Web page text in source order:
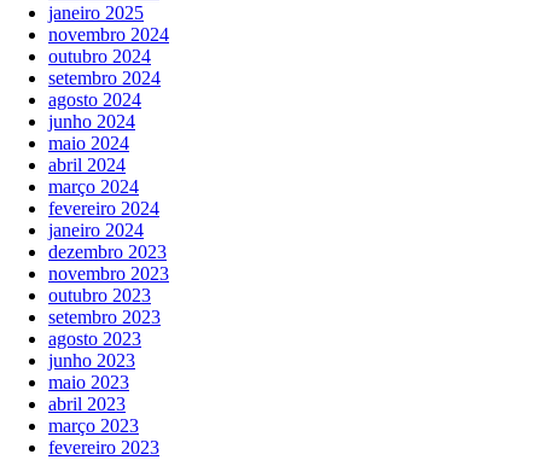
janeiro 2025
novembro 2024
outubro 2024
setembro 2024
agosto 2024
junho 2024
maio 2024
abril 2024
março 2024
fevereiro 2024
janeiro 2024
dezembro 2023
novembro 2023
outubro 2023
setembro 2023
agosto 2023
junho 2023
maio 2023
abril 2023
março 2023
fevereiro 2023